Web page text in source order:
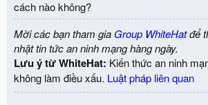
cách nào không?
Mời các bạn tham gia Group WhiteHatđể
nhật tin tức an ninh mạng hàng ngày.
Lưu ý từ WhiteHat: Kiến thức an ninh
không làm điều xấu. Luật pháp liên quan